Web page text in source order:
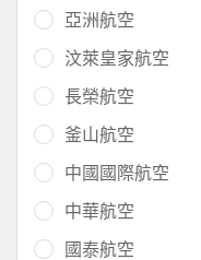
亞洲航空
汶萊皇家航空
長榮航空
釜山航空
中國國際航空
中華航空
國泰航空